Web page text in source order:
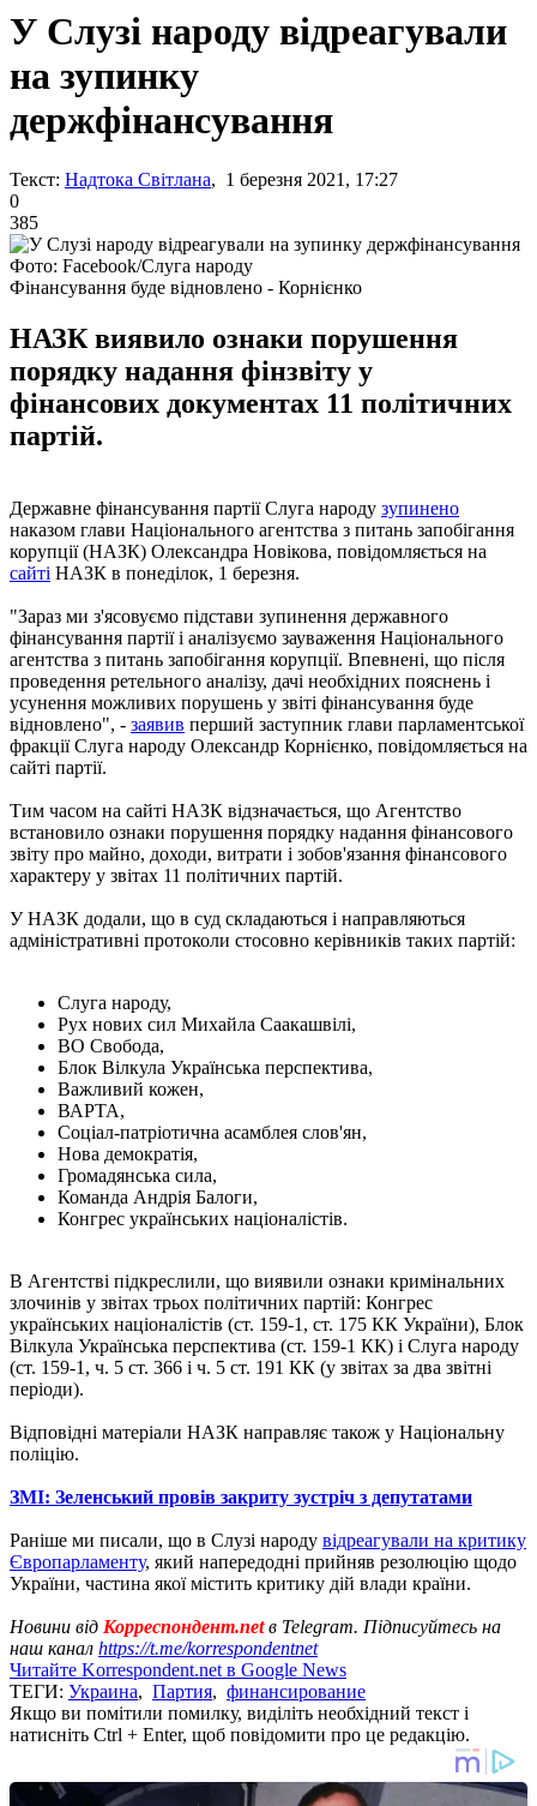
У Слузі народу відреагували
на зупинку
держфінансування
Текст: Надтока Світлана, 1 березня 2021, 17:27
0
385
Фото: Facebook/Слуга народу
Фінансування буде відновлено - Корнієнко
НАЗК виявило ознаки порушення
порядку надання фінзвіту у
фінансових документах 11 політичних
партій.
Державне фінансування партії Слуга народу зупинено
наказом глави Національного агентства з питань запобігання
корупції (НАЗК) Олександра Новікова, повідомляється на
сайті НАЗК в понеділок, 1 березня.
"Зараз ми з'ясовуємо підстави зупинення державного
фінансування партії і аналізуємо зауваження Національного
агентства з питань запобігання корупції. Впевнені, що після
проведення ретельного аналізу, дачі необхідних пояснень і
усунення можливих порушень у звіті фінансування буде
відновлено", - заявив перший заступник глави парламентської
фракції Слуга народу Олександр Корнієнко, повідомляється на
сайті партії.
Тим часом на сайті НАЗК відзначається, що Агентство
встановило ознаки порушення порядку надання фінансового
звіту про майно, доходи, витрати і зобов'язання фінансового
характеру у звітах 11 політичних партій.
У НАЗК додали, що в суд складаються і направляються
адміністративні протоколи стосовно керівників таких партій:
Слуга народу,
Рух нових сил Михайла Саакашвілі,
ВО Свобода,
Блок Вілкула Українська перспектива,
Важливий кожен,
ВАРТА,
Соціал-патріотична асамблея слов'ян,
Нова демократія,
Громадянська сила,
Команда Андрія Балоги,
Конгрес українських націоналістів.
В Агентстві підкреслили, що виявили ознаки кримінальних
злочинів у звітах трьох політичних партій: Конгрес
українських націоналістів (ст. 159-1, ст. 175 КК України), Блок
Вілкула Українська перспектива (ст. 159-1 КК) і Слуга народу
(ст. 159-1, ч. 5 ст. 366 і ч. 5 ст. 191 КК (у звітах за два звітні
періоди).
Відповідні матеріали НАЗК направляє також у Національну
поліцію.
ЗМІ: Зеленський провів закриту зустріч з депутатами
Раніше ми писали, що в Слузі народу відреагували на критику
Європарламенту, який напередодні прийняв резолюцію щодо
України, частина якої містить критику дій влади країни.
Новини від Корреспондент.netв Telegram. Підписуйтесь на
наш канал https://t.me/korrespondentnet
Читайте Korrespondent.net в Google News
ТЕГИ: Украина, Партия, финансирование
Якщо ви помітили помилку, виділіть необхідний текст і
натисніть Ctrl + Enter, щоб повідомити про це редакцію.